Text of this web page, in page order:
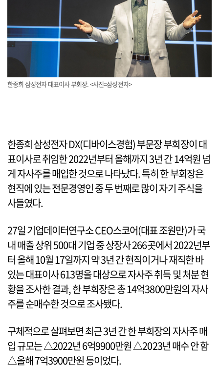
한종희 삼성전자 대표이사 부회장. <사진=삼성전자>
한종희 삼성전자 DX(디바이스경험) 부문장 부회장이 대
표이사로 취임한 2022년부터 올해까지 3년 간 14억원 넘
게 자사주를 매입한 것으로 나타났다. 특히 한 부회장은
현직에 있는 전문경영인 중 두 번째로 많이 자기 주식을
사들였다.
27일 기업데이터연구소 CEO스코어(대표 조원만)가 국
내 매출 상위 500대 기업 중 상장사 266곳에서 2022년부
터 올해 10월 17일까지 약 3년 간 현직이거나 재직한 바
있는 대표이사 613명을 대상으로 자사주 취득 및 처분 현
황을 조사한 결과, 한 부회장은 총 14억3800만원의 자사
주를 순매수한 것으로 조사됐다.
구체적으로 살펴보면 최근 3년 간 한 부회장의 자사주 매
입 규모는 △2022년 6억9900만원 △2023년 매수 안 함
△올해 7억3900만원 등이었다.